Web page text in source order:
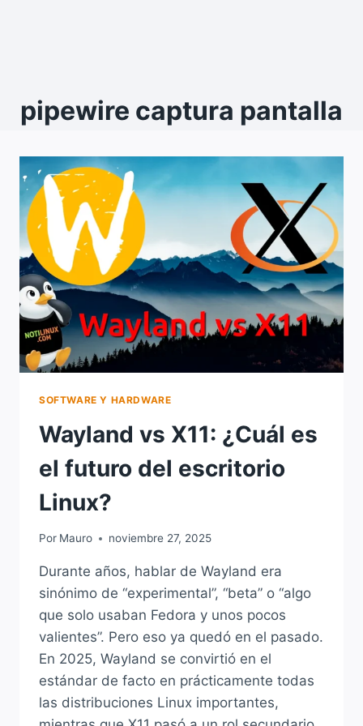
pipewire captura pantalla
SOFTWARE Y HARDWARE
Wayland vs X11: ¿Cuál es
el futuro del escritorio
Linux?
Por Mauro noviembre 27, 2025
Durante años, hablar de Wayland era
sinónimo de “experimental”, “beta” o “algo
que solo usaban Fedora y unos pocos
valientes”. Pero eso ya quedó en el pasado.
En 2025, Wayland se convirtió en el
estándar de facto en prácticamente todas
las distribuciones Linux importantes,